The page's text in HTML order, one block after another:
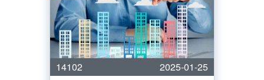
14102
2025-01-25